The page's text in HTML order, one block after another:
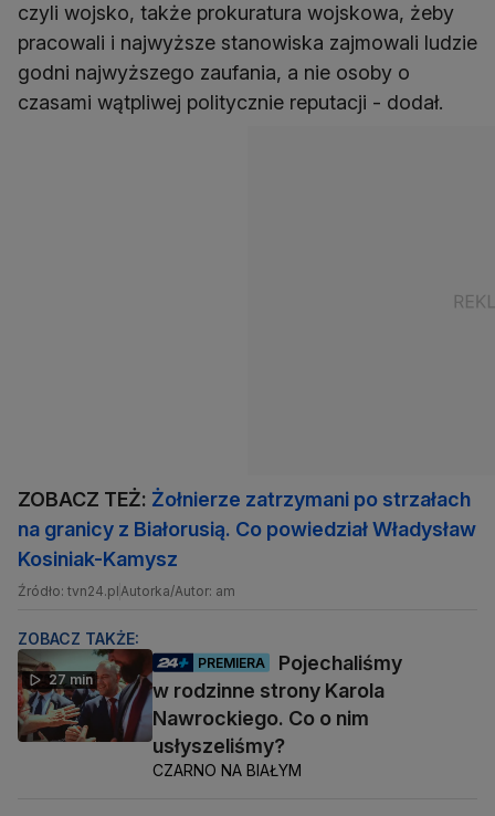
czyli wojsko, także prokuratura wojskowa, żeby
pracowali i najwyższe stanowiska zajmowali ludzie
godni najwyższego zaufania, a nie osoby o
czasami wątpliwej politycznie reputacji - dodał.
ZOBACZ TEŻ: Żołnierze zatrzymani po strzałach
na granicy z Białorusią. Co powiedział Władysław
Kosiniak-Kamysz
Źródło: tvn24.plAutorka/Autor: am
ZOBACZ TAKŻE:
27 min
PREMIERA
Pojechaliśmy
w rodzinne strony Karola
Nawrockiego. Co o nim
usłyszeliśmy?
CZARNO NA BIAŁYM